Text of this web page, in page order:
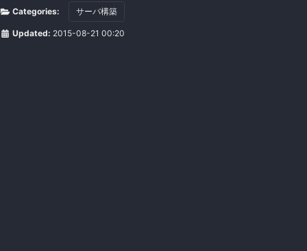
Categories: サーバ構築
Updated: 2015-08-21 00:20